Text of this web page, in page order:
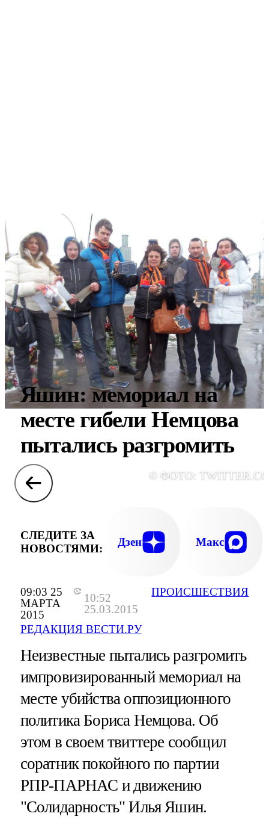
09:03 25
МАРТА
2015
10:52
25.03.2015
РЕДАКЦИЯ ВЕСТИ.РУ
ПРОИСШЕСТВИЯ
Яшин: мемориал на
месте гибели Немцова
пытались разгромить
© ФОТО:
СЛЕДИТЕ ЗА
НОВОСТЯМИ:
Дзен Макс
Неизвестные пытались разгромить
импровизированный мемориал на
месте убийства оппозиционного
политика Бориса Немцова. Об
этом в своем твиттере сообщил
соратник покойного по партии
РПР-ПАРНАС и движению
"Солидарность" Илья Яшин.